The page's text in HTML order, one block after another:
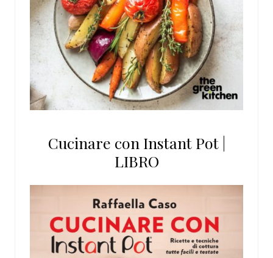
Cucinare con Instant Pot |
LIBRO